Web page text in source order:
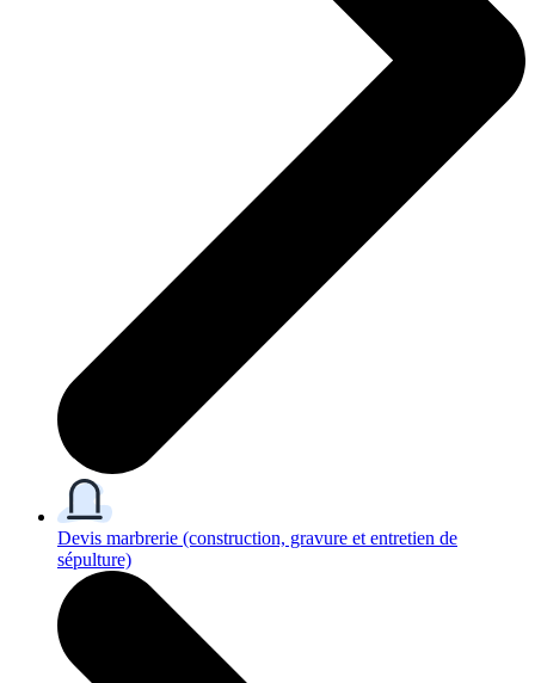
Devis marbrerie (construction, gravure et entretien de
sépulture)